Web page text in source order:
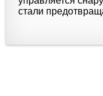
стали